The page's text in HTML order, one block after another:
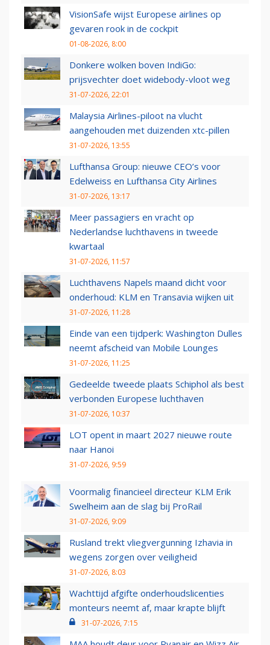
VisionSafe wijst Europese airlines op
gevaren rook in de cockpit
01-08-2026, 8:00
Donkere wolken boven IndiGo:
prijsvechter doet widebody-vloot weg
31-07-2026, 22:01
Malaysia Airlines-piloot na vlucht
aangehouden met duizenden xtc-pillen
31-07-2026, 13:55
Lufthansa Group: nieuwe CEO’s voor
Edelweiss en Lufthansa City Airlines
31-07-2026, 13:17
Meer passagiers en vracht op
Nederlandse luchthavens in tweede
kwartaal
31-07-2026, 11:57
Luchthavens Napels maand dicht voor
onderhoud: KLM en Transavia wijken uit
31-07-2026, 11:28
Einde van een tijdperk: Washington Dulles
neemt afscheid van Mobile Lounges
31-07-2026, 11:25
Gedeelde tweede plaats Schiphol als best
verbonden Europese luchthaven
31-07-2026, 10:37
LOT opent in maart 2027 nieuwe route
naar Hanoi
31-07-2026, 9:59
Voormalig financieel directeur KLM Erik
Swelheim aan de slag bij ProRail
31-07-2026, 9:09
Rusland trekt vliegvergunning Izhavia in
wegens zorgen over veiligheid
31-07-2026, 8:03
Wachttijd afgifte onderhoudslicenties
monteurs neemt af, maar krapte blijft
31-07-2026, 7:15